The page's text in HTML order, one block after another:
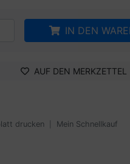
IN DEN
AUF DEN MERKZETTEL
drucken Mein Schnellkauf